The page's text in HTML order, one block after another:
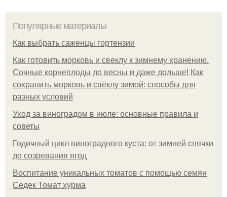
Популярные материалы
Как выбрать саженцы гортензии
Как готовить морковь и свеклу к зимнему хранению.
Сочные корнеплоды до весны и даже дольше! Как
сохранить морковь и свёклу зимой: способы для
разных условий
Уход за виноградом в июле: основные правила и
советы
Годичный цикл виноградного куста: от зимней спячки
до созревания ягод
Воспитание уникальных томатов с помощью семян
Седек Томат хурма